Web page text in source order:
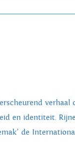
verhaal
en identiteit.
de